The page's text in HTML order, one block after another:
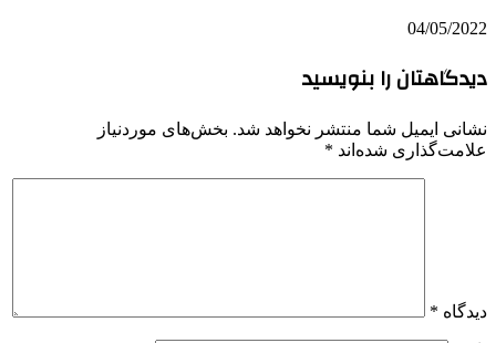
04/05/2022
دیدگاهتان را بنویسید
نشانی ایمیل شما منتشر نخواهد شد. بخش‌های موردنیاز
علامت‌گذاری شده‌اند *
دیدگاه *